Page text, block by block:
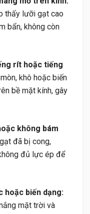
thấy lưỡi gạt cao
bẩn, không còn
rít hoặc tiếng
khô hoặc biến
bề mặt kính, gây
không bám
đã bị cong,
đủ lực ép để
hoặc biến dạng:
mặt trời và